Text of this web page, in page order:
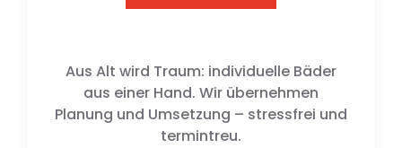
Aus Alt wird Traum: individuelle Bäder
aus einer Hand. Wir übernehmen
Planung und Umsetzung – stressfrei und
termintreu.